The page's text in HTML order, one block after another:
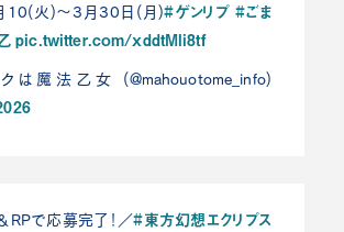
10(火)～3月30日(月)#ゲンリプ #ごま
pic.twitter.com/xddtMli8tf
は魔法乙女 (@mahouotome_info)
RPで応募完了！／#東方幻想エクリプス